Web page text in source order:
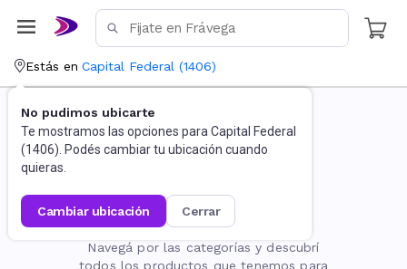
Estás en Capital Federal (1406)
No pudimos ubicarte
Te mostramos las opciones para Capital Federal
(1406). Podés cambiar tu ubicación cuando
quieras.
cambiar ubicación cerrar
La página no existe
Navegá por las categorías y descubrí
todos los productos que tenemos para